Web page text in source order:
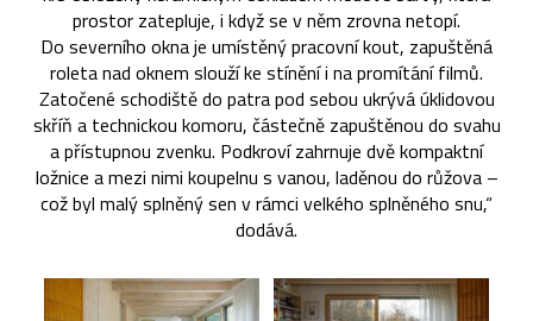
prostor zatepluje, i když se v něm zrovna netopí.
Do severního okna je umístěný pracovní kout, zapuštěná
roleta nad oknem slouží ke stínění i na promítání filmů.
Zatočené schodiště do patra pod sebou ukrývá úklidovou
skříň a technickou komoru, částečně zapuštěnou do svahu
a přístupnou zvenku. Podkroví zahrnuje dvě kompaktní
ložnice a mezi nimi koupelnu s vanou, laděnou do růžova –
což byl malý splněný sen v rámci velkého splněného snu,“
dodává.